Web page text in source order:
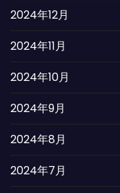
2024年12月
2024年11月
2024年10月
2024年9月
2024年8月
2024年7月